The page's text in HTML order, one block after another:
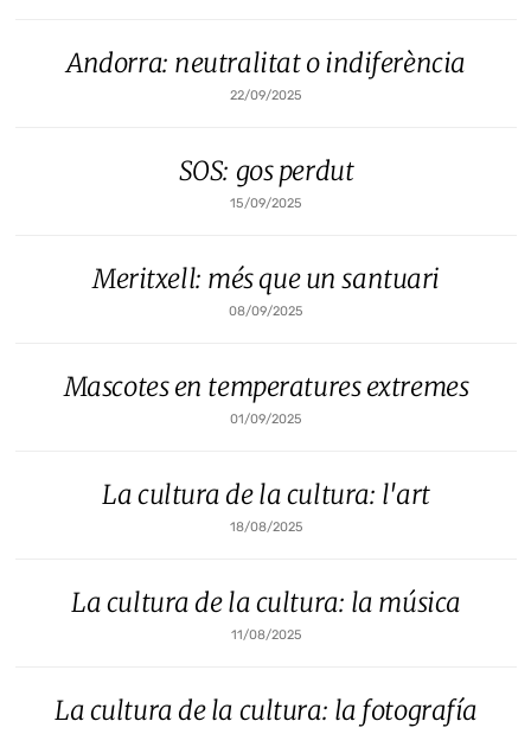
Andorra: neutralitat o indiferència
22/09/2025
SOS: gos perdut
15/09/2025
Meritxell: més que un santuari
08/09/2025
Mascotes en temperatures extremes
01/09/2025
La cultura de la cultura: l'art
18/08/2025
La cultura de la cultura: la música
11/08/2025
La cultura de la cultura: la fotografía